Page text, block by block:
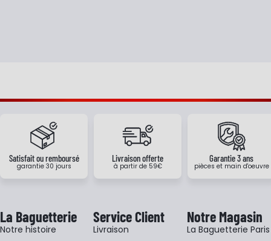
Satisfait ou remboursé
garantie 30 jours
Livraison offerte
à partir de 59€
Garantie 3 ans
pièces et main d'oeuvre
La Baguetterie
Notre histoire
Service Client
Livraison
Notre Magasin
La Baguetterie Paris